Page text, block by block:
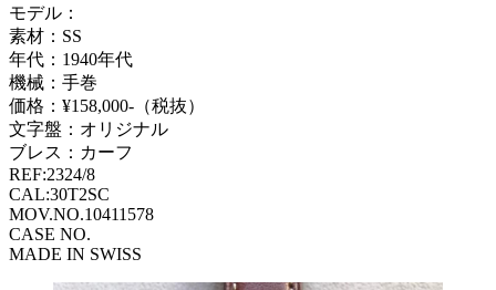
モデル：
素材：SS
年代：1940年代
機械：手巻
価格：¥158,000-（税抜）
文字盤：オリジナル
ブレス：カーフ
REF:2324/8
CAL:30T2SC
MOV.NO.10411578
CASE NO.
MADE IN SWISS